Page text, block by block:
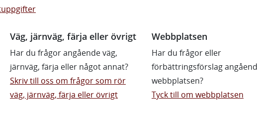
Väg, järnväg, färja eller övrigt
Har du frågor angående väg,
järnväg, färja eller något annat?
Skriv till oss om frågor som rör
väg, järnväg, färja eller övrigt
Webbplatsen
Har du frågor eller
förbättringsförslag
webbplatsen?
Tyck till om webbplatsen